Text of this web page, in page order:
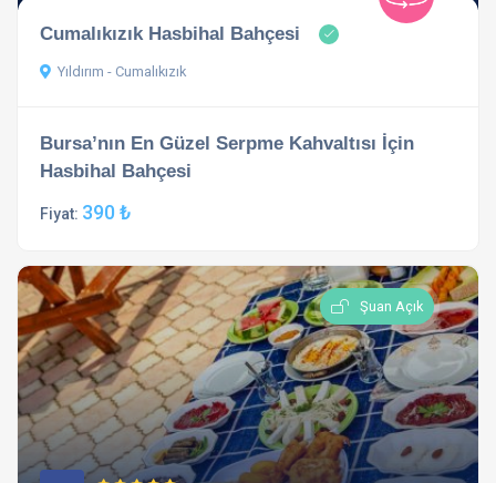
Cumalıkızık Hasbihal Bahçesi
Yıldırım - Cumalıkızık
Bursa’nın En Güzel Serpme Kahvaltısı İçin
Hasbihal Bahçesi
Fiyat: 390 ₺
Şuan Açık